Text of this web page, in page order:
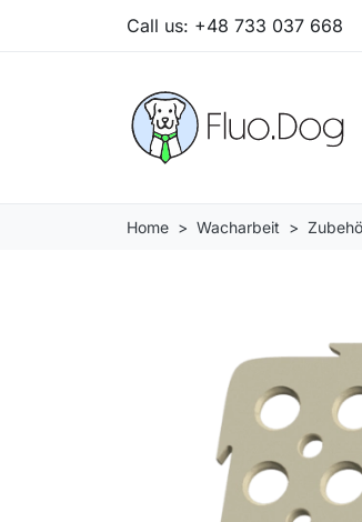
Call us: +48 733 037 668
Home Wacharbeit